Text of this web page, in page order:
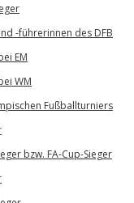
-führerinnen des DFB
EM
WM
Fußballturniers
bzw. FA-Cup-Sieger